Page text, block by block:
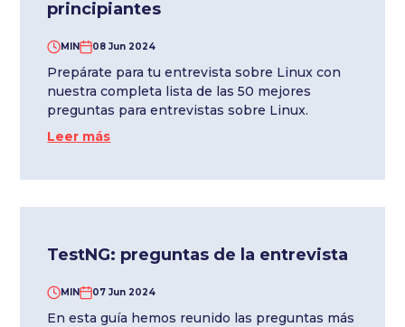
principiantes
MIN 08 Jun 2024
Prepárate para tu entrevista sobre Linux con
nuestra completa lista de las 50 mejores
preguntas para entrevistas sobre Linux.
Leer más
TestNG: preguntas de la entrevista
MIN 07 Jun 2024
En esta guía hemos reunido las preguntas más